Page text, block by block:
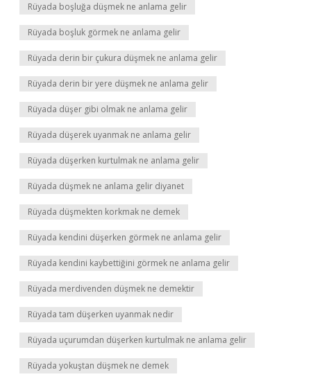
Rüyada boşluğa düşmek ne anlama gelir
Rüyada boşluk görmek ne anlama gelir
Rüyada derin bir çukura düşmek ne anlama gelir
Rüyada derin bir yere düşmek ne anlama gelir
Rüyada düşer gibi olmak ne anlama gelir
Rüyada düşerek uyanmak ne anlama gelir
Rüyada düşerken kurtulmak ne anlama gelir
Rüyada düşmek ne anlama gelir diyanet
Rüyada düşmekten korkmak ne demek
Rüyada kendini düşerken görmek ne anlama gelir
Rüyada kendini kaybettiğini görmek ne anlama gelir
Rüyada merdivenden düşmek ne demektir
Rüyada tam düşerken uyanmak nedir
Rüyada uçurumdan düşerken kurtulmak ne anlama gelir
Rüyada yokuştan düşmek ne demek